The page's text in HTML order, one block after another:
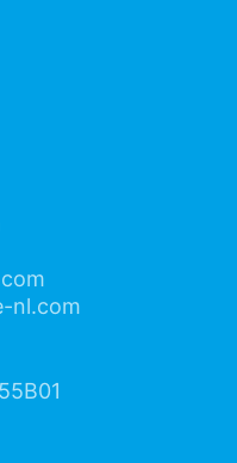
om
nl.com